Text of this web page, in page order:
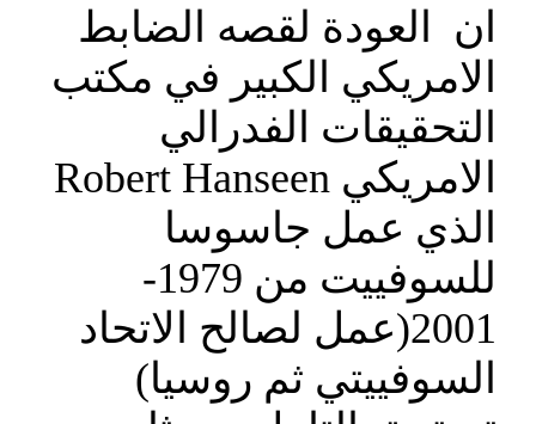
ان العودة لقصه الضابط
الامريكي الكبير في مكتب
التحقيقات الفدرالي
الامريكي Robert Hanseen
الذي عمل جاسوسا
للسوفييت من 1979-
2001(عمل لصالح الاتحاد
السوفييتي ثم روسيا)